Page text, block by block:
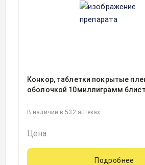
Конкор, таблетки покрытые
оболочкой 10миллиграмм
В наличии в 532 аптеках
Цена
Подробнее